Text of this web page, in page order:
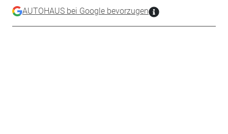
AUTOHAUS bei Google bevorzugen